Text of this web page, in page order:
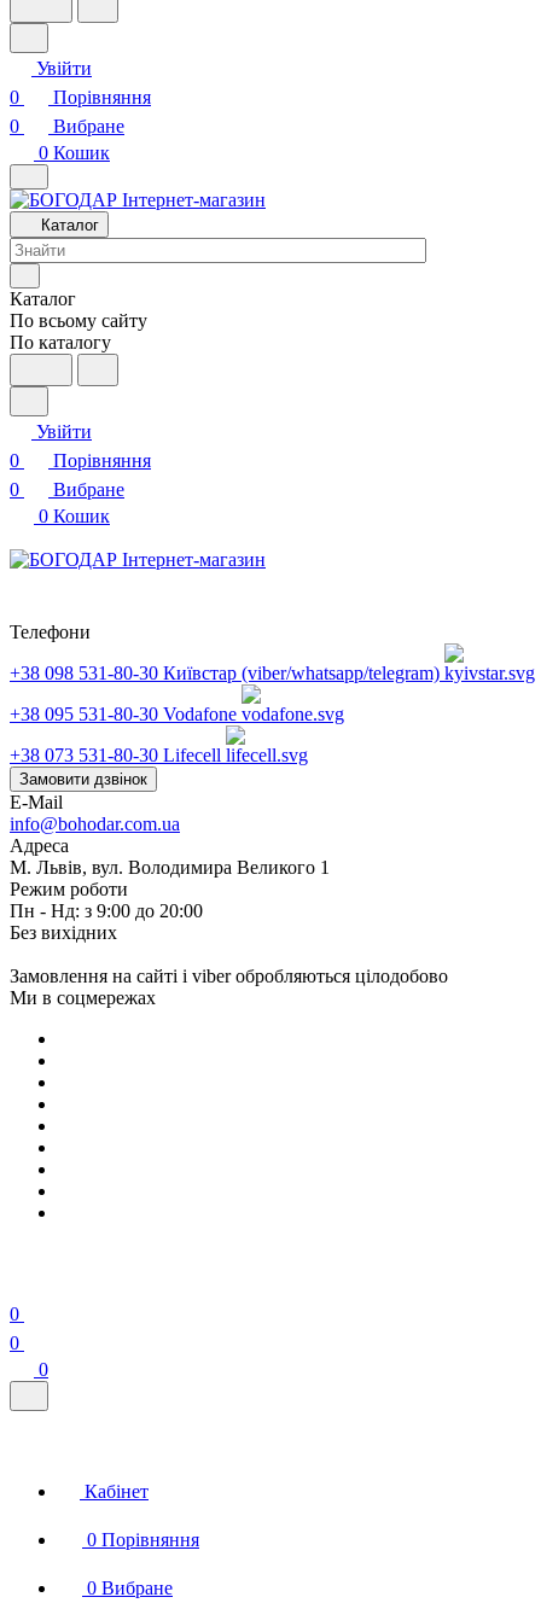
Увійти
0
Порівняння
0
Вибране
0 Кошик
Каталог
Каталог
По всьому сайту
По каталогу
Увійти
0
Порівняння
0
Вибране
0 Кошик
Телефони
+38 098 531-80-30 Київстар (viber/whatsapp/telegram)
+38 095 531-80-30 Vodafone
+38 073 531-80-30 Lifecell
Замовити дзвінок
E-Mail
info@bohodar.com.ua
Адреса
М. Львів, вул. Володимира Великого 1
Режим роботи
Пн - Нд: з 9:00 до 20:00
Без вихідних
Замовлення на сайті і viber обробляються цілодобово
Ми в соцмережах
0
0
0
Кабінет
0 Порівняння
0 Вибране